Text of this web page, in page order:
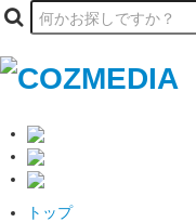
トップ